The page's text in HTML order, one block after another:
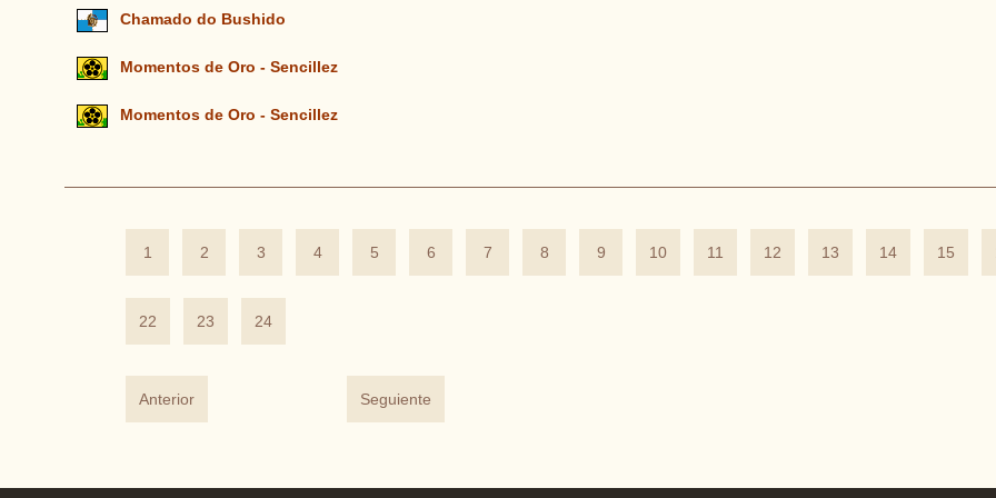
Chamado do Bushido
Momentos de Oro - Sencillez
Momentos de Oro - Sencillez
1 2 3 4 5 6 7 8 9 10 11 12 13 14 15
22 23 24
Anterior Seguiente